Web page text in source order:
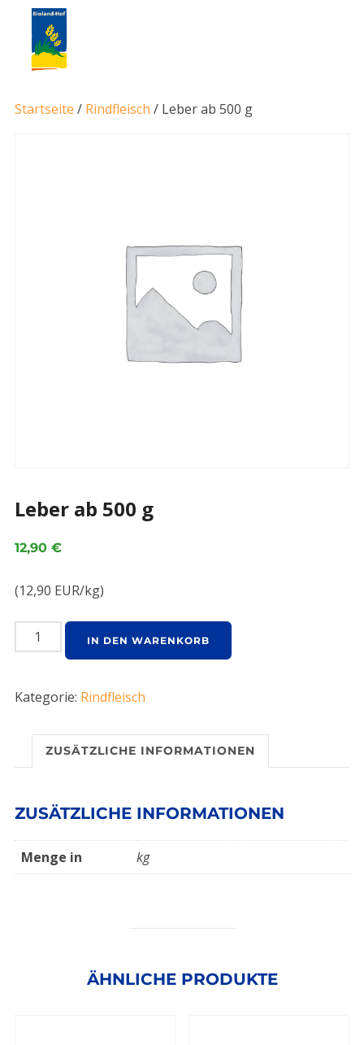
Startseite / Rindfleisch / Leber ab 500 g
Leber ab 500 g
12,90 €
(12,90 EUR/kg)
IN DEN WARENKORB
Kategorie: Rindfleisch
ZUSÄTZLICHE INFORMATIONEN
ZUSÄTZLICHE INFORMATIONEN
Menge in kg
ÄHNLICHE PRODUKTE